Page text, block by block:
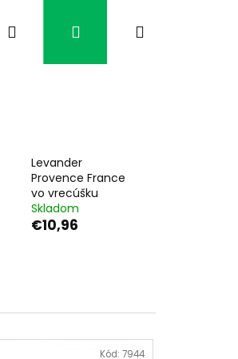
ČO VÁS TRÁPI?
Hľadať Prihlásenie
Levander
Provence France
vo vrecúšku
Skladom
€10,96
Kód: 7944